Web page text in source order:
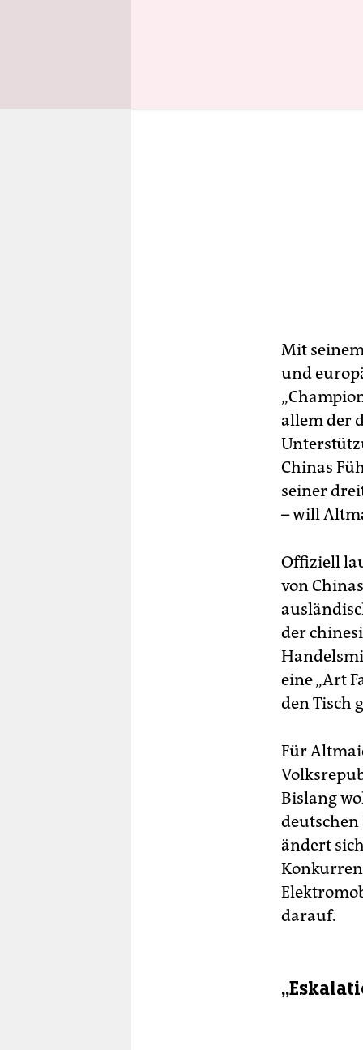
Mit
und
allem der
Chinas
seiner
– will
Offiziell
von
der
eine „Art
den Tisch
Für
Bislang
ändert
darauf.